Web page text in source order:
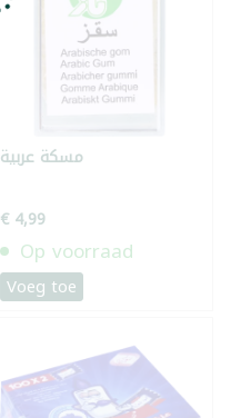
مسكة عربية
€ 4,99
Op voorraad
Voeg toe